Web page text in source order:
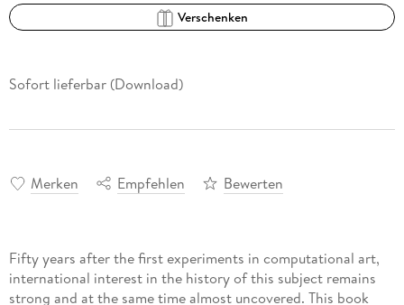
Verschenken
Sofort lieferbar (Download)
Merken Empfehlen Bewerten
Fifty years after the first experiments in computational art,
international interest in the history of this subject remains
strong and at the same time almost uncovered. This book